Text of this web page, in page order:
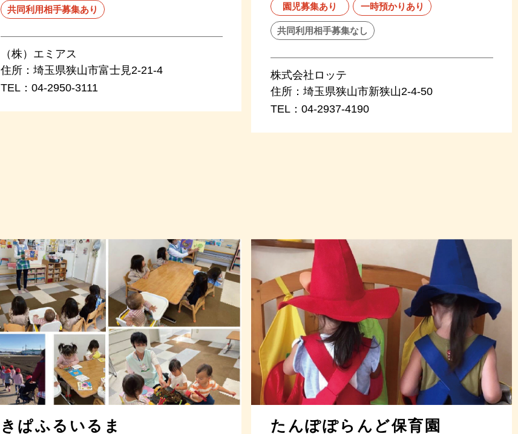
共同利用相手募集あり
（株）エミアス
住所： 埼玉県狭山市富士見2-21-4
TEL： 04-2950-3111
園児募集あり 一時預かりあり
共同利用相手募集なし
株式会社ロッテ
住所：埼玉県狭山市新狭山2-4-50
TEL：04-2937-4190
きぱふるいるま たんぽぽらんど保育園